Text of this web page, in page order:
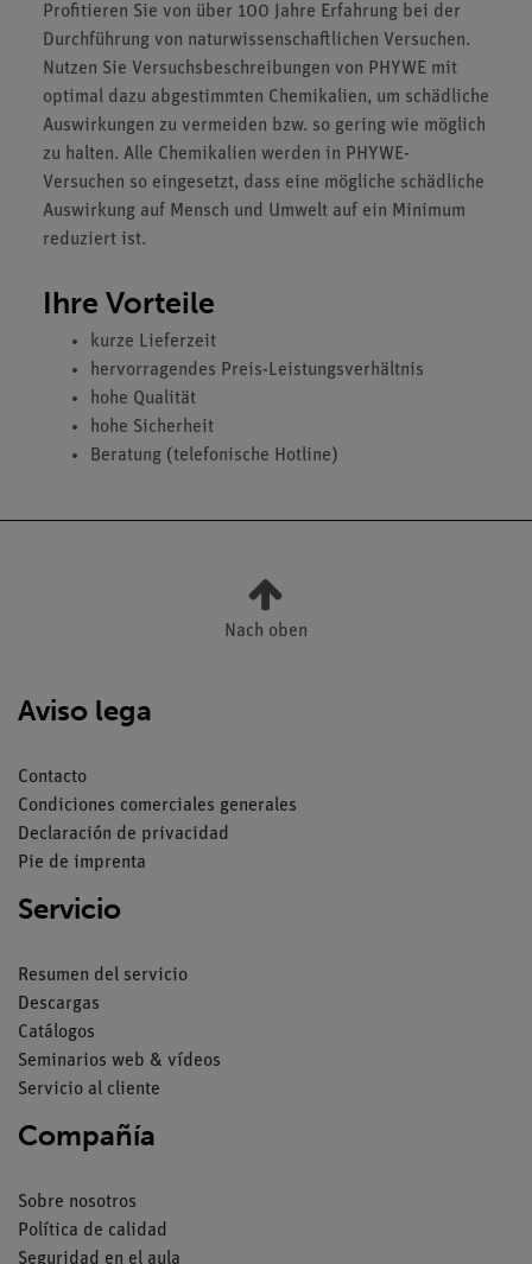
Profitieren Sie von über 100 Jahre Erfahrung bei der
Durchführung von naturwissenschaftlichen Versuchen.
Nutzen Sie Versuchsbeschreibungen von PHYWE mit
optimal dazu abgestimmten Chemikalien, um schädliche
Auswirkungen zu vermeiden bzw. so gering wie möglich
zu halten. Alle Chemikalien werden in PHYWE-
Versuchen so eingesetzt, dass eine mögliche schädliche
Auswirkung auf Mensch und Umwelt auf ein Minimum
reduziert ist.
Ihre Vorteile
kurze Lieferzeit
hervorragendes Preis-Leistungsverhältnis
hohe Qualität
hohe Sicherheit
Beratung (telefonische Hotline)
Nach oben
Aviso lega
Contacto
Condiciones comerciales generales
Declaración de privacidad
Pie de imprenta
Servicio
Resumen del servicio
Descargas
Catálogos
Seminarios web & vídeos
Servicio al cliente
Compañía
Sobre nosotros
Política de calidad
Seguridad en el aula